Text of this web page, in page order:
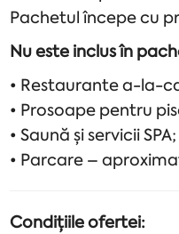
Pachetul începe cu
Nu este inclus în
• Restaurante a-la-
• Prosoape pentru
• Saună și servicii SPA;
• Parcare –
Condițiile ofertei: